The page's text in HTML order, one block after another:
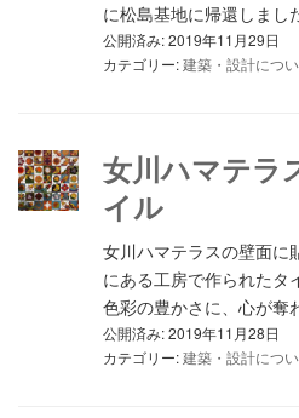
に松島基地に帰還しま
公開済み: 2019年11月29日
カテゴリー:建築・設計につ
女川ハマテラ
イル
女川ハマテラスの壁面に
にある工房で作られたタ
色彩の豊かさに、心が奪
公開済み: 2019年11月28日
カテゴリー:建築・設計につ